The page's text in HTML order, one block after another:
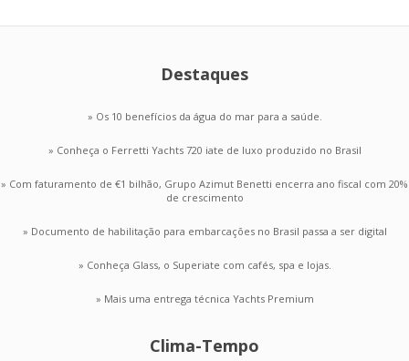
Destaques
» Os 10 benefícios da água do mar para a saúde.
» Conheça o Ferretti Yachts 720 iate de luxo produzido no Brasil
» Com faturamento de €1 bilhão, Grupo Azimut Benetti encerra ano fiscal com 20%
de crescimento
» Documento de habilitação para embarcações no Brasil passa a ser digital
» Conheça Glass, o Superiate com cafés, spa e lojas.
» Mais uma entrega técnica Yachts Premium
Clima-Tempo